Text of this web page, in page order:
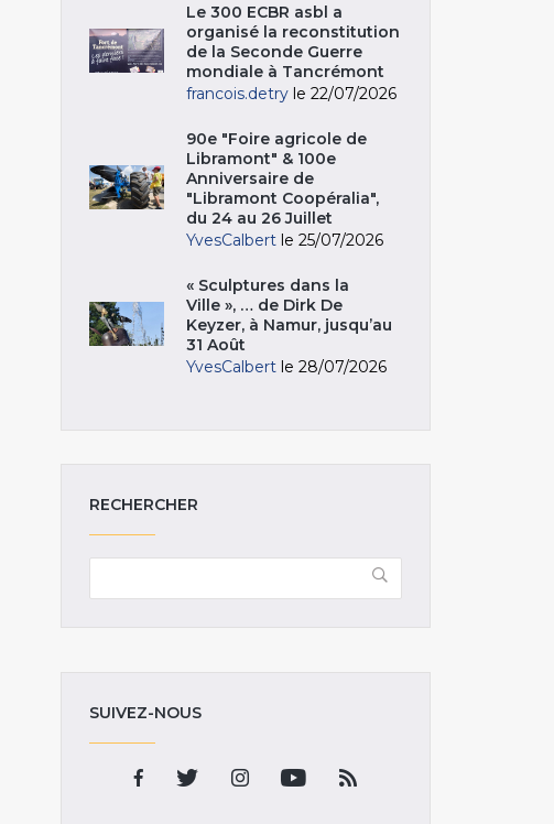
Le 300 ECBR asbl a
organisé la reconstitution
de la Seconde Guerre
mondiale à Tancrémont
francois.detry le 22/07/2026
90e "Foire agricole de
Libramont" & 100e
Anniversaire de
"Libramont Coopéralia",
du 24 au 26 Juillet
YvesCalbert le 25/07/2026
« Sculptures dans la
Ville », … de Dirk De
Keyzer, à Namur, jusqu’au
31 Août
YvesCalbert le 28/07/2026
RECHERCHER
SUIVEZ-NOUS